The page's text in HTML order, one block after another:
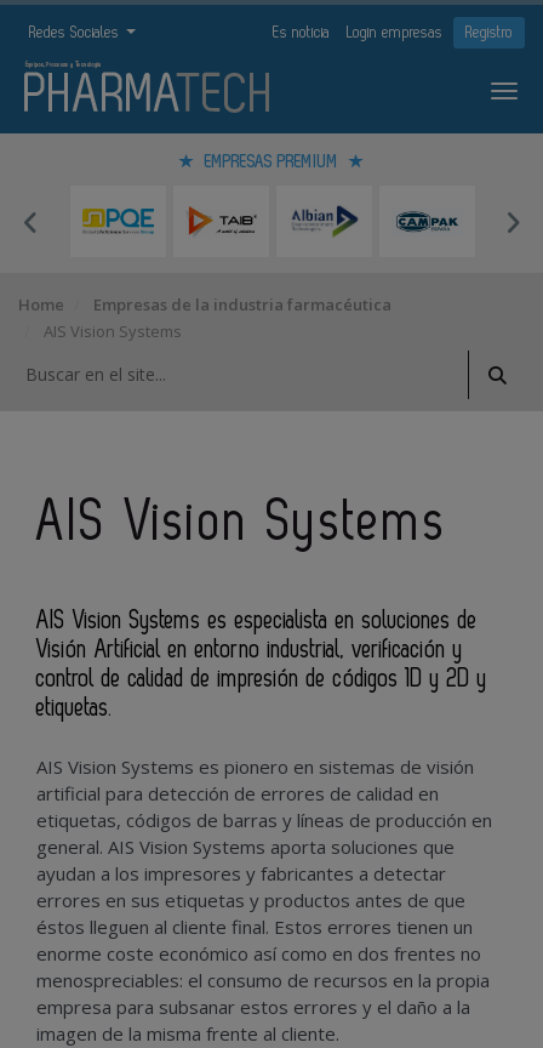
Redes Sociales Es noticia Login empresas Registro
EMPRESAS PREMIUM
Home
Empresas de la industria farmacéutica
AIS Vision Systems
AIS Vision Systems
AIS Vision Systems es especialista en soluciones de
Visión Artificial en entorno industrial, verificación y
control de calidad de impresión de códigos 1D y 2D y
etiquetas.
AIS Vision Systems es pionero en sistemas de visión
artificial para detección de errores de calidad en
etiquetas, códigos de barras y líneas de producción en
general. AIS Vision Systems aporta soluciones que
ayudan a los impresores y fabricantes a detectar
errores en sus etiquetas y productos antes de que
éstos lleguen al cliente final. Estos errores tienen un
enorme coste económico así como en dos frentes no
menospreciables: el consumo de recursos en la propia
empresa para subsanar estos errores y el daño a la
imagen de la misma frente al cliente.